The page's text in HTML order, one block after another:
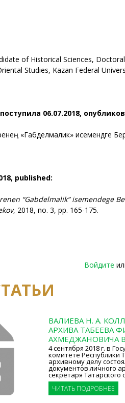
of Historical Sciences,
Studies, Kazan Federal
06.07.2018,
«Габделмалик» исемендәге
, published:
renen “Gabdelmalik” isemendege
, 2018, no. 3, pp. 165-175.
Войдите
ВАЛИЕВА Н. А.
АРХИВА ТАБЕЕВА
АХМЕДЖАНОВИЧА
4 сентября 2018 г. в
комитете Республики
архивному делу
документов личного
секретаря
ЧИТАТЬ ПОДРОБНЕЕ